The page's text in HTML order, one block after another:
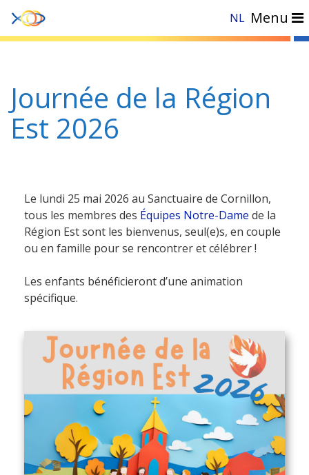
NL Menu
Journée de la Région
Est 2026
Le lundi 25 mai 2026 au Sanctuaire de Cornillon,
tous les membres des Équipes Notre-Dame de la
Région Est sont les bienvenus, seul(e)s, en couple
ou en famille pour se rencontrer et célébrer !
Les enfants bénéficieront d’une animation
spécifique.